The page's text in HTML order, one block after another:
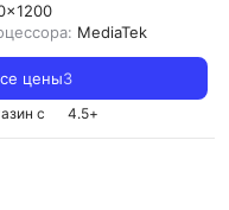
MediaTek
цены3
с 4.5+